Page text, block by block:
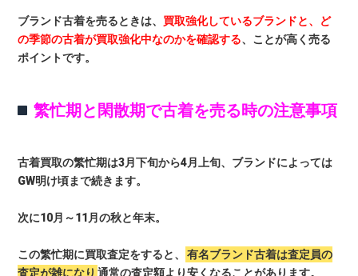
ブランド古着を売るときは、 買取強化しているブランドと、ど
の季節の古着が買取強化中なのかを確認する、ことが高く売る
ポイントです。
繁忙期と閑散期で古着を売る時の注意事項
古着買取の繁忙期は3月下旬から4月上旬、ブランドによっては
GW明け頃まで続きます。
次に10月～11月の秋と年末。
この繁忙期に買取査定をすると、
有名ブランド古着は査定員の
査定が雑になり 通常の査定額より安くなることがあります。